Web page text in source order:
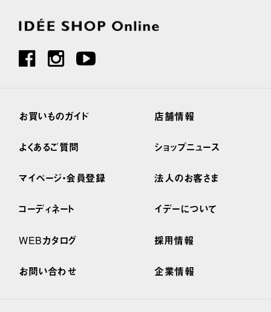
お買いものガイド
よくあるご質問
マイページ・会員登録
コーディネート
WEBカタログ
お問い合わせ
店舗情報
ショップニュース
法人のお客さま
イデーについて
採用情報
企業情報